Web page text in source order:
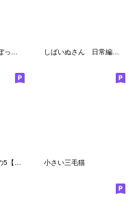
しばいぬさん 日常編 vol.1
小さい三毛猫